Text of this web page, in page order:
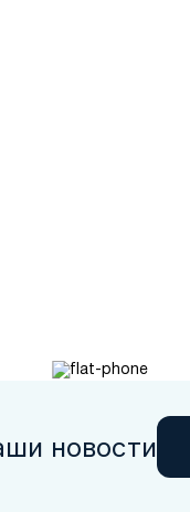
новости